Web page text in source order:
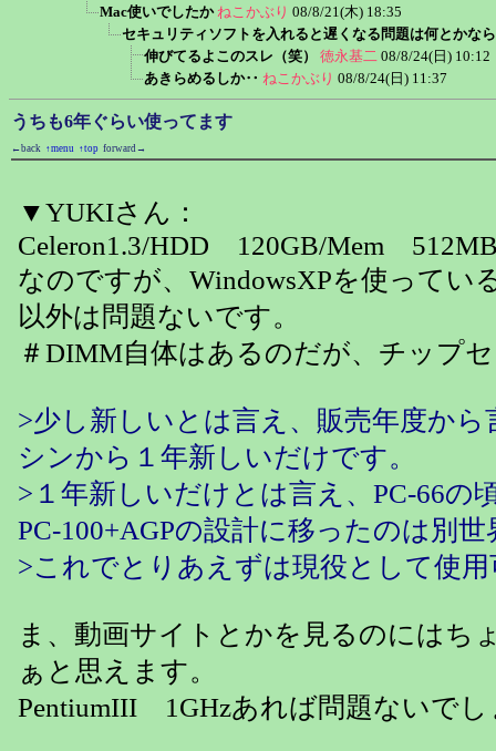
Mac使いでしたか ねこかぶり 08/8/21(木) 18:35
セキュリティソフトを入れると遅くなる問題は何とかな
伸びてるよこのスレ（笑）
徳永基二 08/8/24(日) 10:12
あきらめるしか‥ ねこかぶり 08/8/24(日) 11:37
うちも6年ぐらい使ってます
←back ↑menu ↑top forward→
▼YUKIさん：
Celeron1.3/HDD 120GB/Mem
なのですが、WindowsXPを使ってい
以外は問題ないです。
＃DIMM自体はあるのだが、チップ
>少し新しいとは言え、販売年度から
シンから１年新しいだけです。
>１年新しいだけとは言え、PC-66の
PC-100+AGPの設計に移ったのは別
>これでとりあえずは現役として使
ま、動画サイトとかを見るのにはち
ぁと思えます。
PentiumIII 1GHzあれば問題ないでし